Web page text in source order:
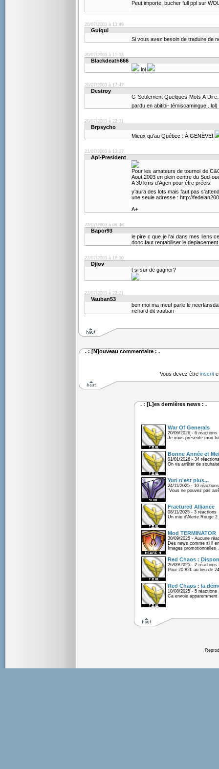
Peut importe, bucher full ppl sur
20/07/2003 à 13:49
Guigui
Si vous avez besoin de traduire de
20/07/2003 à 15:13
Blackdeath666
lol
20/07/2003 à 17:47
Destroy
G Seulement Quelques Mots A
pardu en abitibi- témiscamingue...lol)
20/07/2003 à 22:31
Brpsycho
Mieux qu'au Québec : À GENÈVE!
21/07/2003 à 13:27
Api-President
Pour les amateurs de tournoi de
Aout 2003 en plein centre du Sud-
A 30 kms d'Agen pour être précis.
y'aura des lots mais faut pas
une seule adresse : http://
A+
22/07/2003 à 06:48
Bapor93
le pire c que je l'ai dans mes liens
donc faut rentabiliser le deplacement
22/07/2003 à 18:10
Djlov
t si sur de gagner?
22/07/2003 à 22:21
Vauban53
ben moi ma meuf parle le
richard dit vauban
. : [N]ouveau commentaire : .
Vous devez être inscrit
. : [L]es dernières news : .
War Of Generals
20/06/2026 - 6 réactions
Je vous présente mon
Bonne Année et
01/01/2026 - 34 réactions
On va arrêter de
Yuri n'est plus...
24/11/2025 - 10 réactions
"Vous ne pouvez pas
Fractured Alliance
08/11/2025 - 3 réactions
Un mix d'Alerte Rouge
Mod TERMINATOR
30/09/2025 - Aucune
Des news comme si il
Images promotionnelles .
Red Chaos :
26/09/2025 - 2 réactions
Pour 20.82€ au lieu de
Red Chaos : la
10/08/2025 - 5 réactions
Ca envoie apparemment